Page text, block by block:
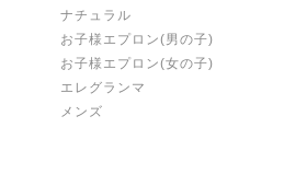
ナチュラル
お子様エプロン(男の子)
お子様エプロン(女の子)
エレグランマ
メンズ